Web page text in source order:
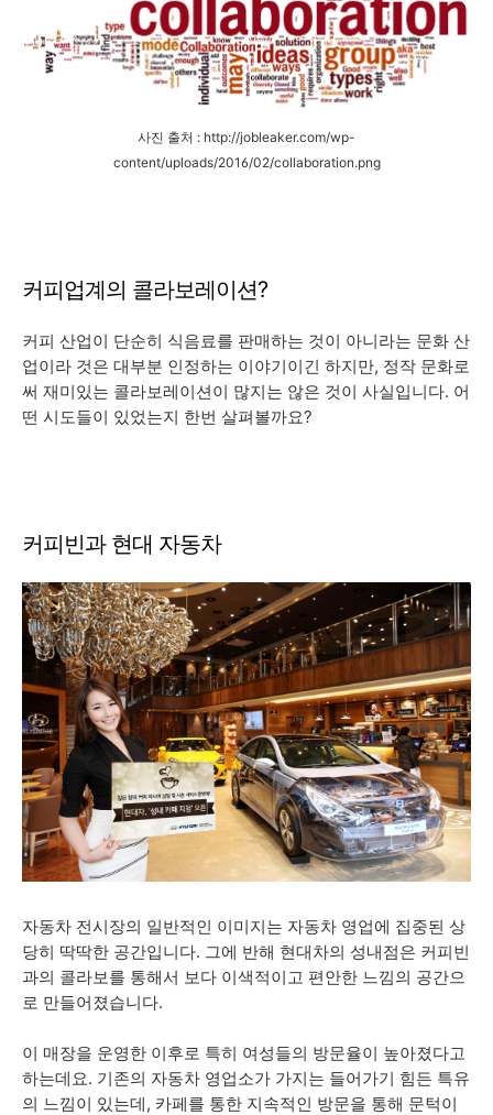
사진 출처 : http://jobleaker.com/wp-
content/uploads/2016/02/collaboration.png
커피업계의 콜라보레이션?
커피 산업이 단순히 식음료를 판매하는 것이 아니라는 문화 산
업이라 것은 대부분 인정하는 이야기이긴 하지만, 정작 문화로
써 재미있는 콜라보레이션이 많지는 않은 것이 사실입니다. 어
떤 시도들이 있었는지 한번 살펴볼까요?
커피빈과 현대 자동차
자동차 전시장의 일반적인 이미지는 자동차 영업에 집중된 상
당히 딱딱한 공간입니다. 그에 반해 현대차의 성내점은 커피빈
과의 콜라보를 통해서 보다 이색적이고 편안한 느낌의 공간으
로 만들어졌습니다.
이 매장을 운영한 이후로 특히 여성들의 방문율이 높아졌다고
하는데요. 기존의 자동차 영업소가 가지는 들어가기 힘든 특유
의 느낌이 있는데, 카페를 통한 지속적인 방문을 통해 문턱이